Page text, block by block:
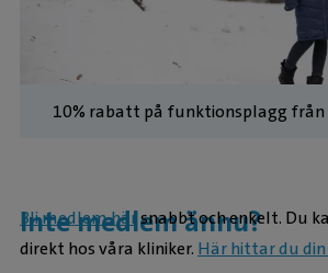
10% rabatt på funktionsplagg från
Inte medlem ännu?
Bli medlem härsnabbt och enkelt. Du
direkt hos våra kliniker. Här hittar du